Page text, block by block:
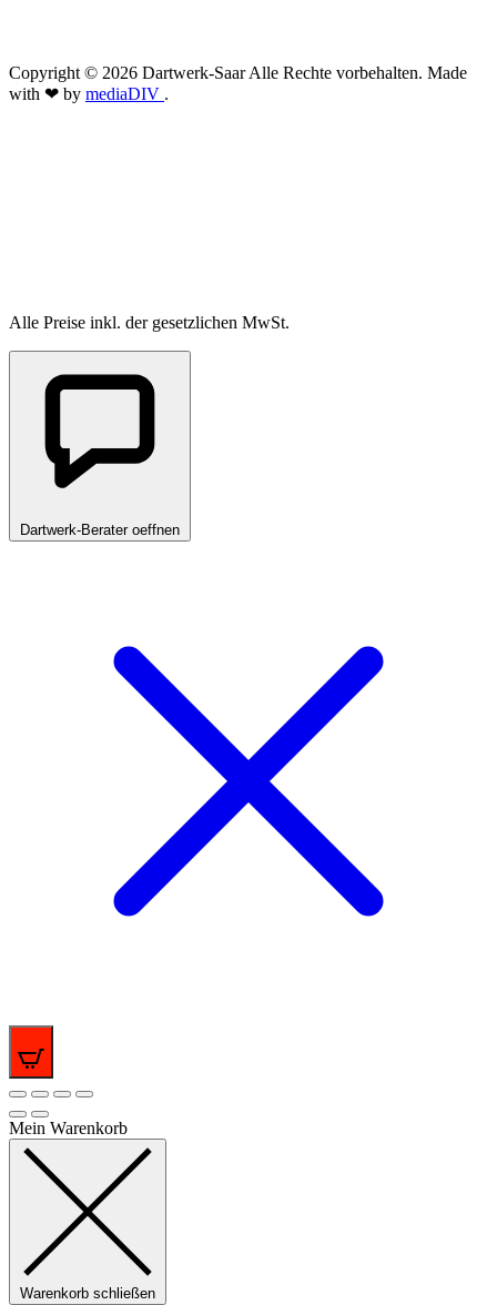
Copyright © 2026 Dartwerk-Saar Alle Rechte vorbehalten. Made
with ❤ by mediaDIV .
Alle Preise inkl. der gesetzlichen MwSt.
Dartwerk-Berater oeffnen
Mein Warenkorb
Warenkorb schließen